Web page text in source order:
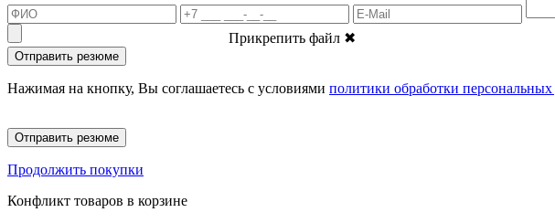
Прикрепить файл ✖
Отправить резюме
Нажимая на кнопку, Вы соглашаетесь с условиями политики обработки
Отправить резюме
Продолжить покупки
Конфликт товаров в корзине